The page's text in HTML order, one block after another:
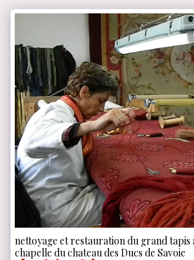
nettoyage et restauration du grand tapis
chapelle du chateau des Ducs de Savoie